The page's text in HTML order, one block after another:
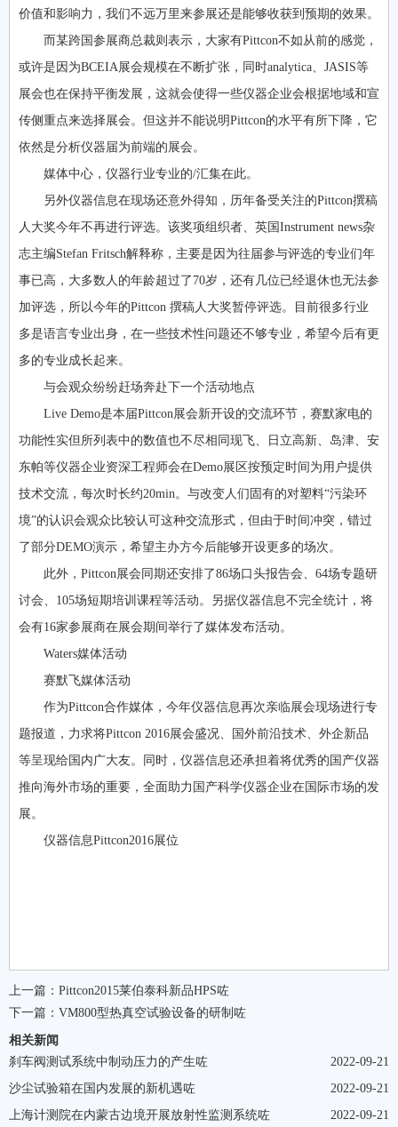
价值和影响力，我们不远万里来参展还是能够收获到预期的效果。
而某跨国参展商总裁则表示，大家有Pittcon不如从前的感觉，
或许是因为BCEIA展会规模在不断扩张，同时analytica、JASIS等
展会也在保持平衡发展，这就会使得一些仪器企业会根据地域和宣
传侧重点来选择展会。但这并不能说明Pittcon的水平有所下降，它
依然是分析仪器届为前端的展会。
媒体中心，仪器行业专业的/汇集在此。
另外仪器信息在现场还意外得知，历年备受关注的Pittcon撰稿
人大奖今年不再进行评选。该奖项组织者、英国Instrument news杂
志主编Stefan Fritsch解释称，主要是因为往届参与评选的专业们年
事已高，大多数人的年龄超过了70岁，还有几位已经退休也无法参
加评选，所以今年的Pittcon 撰稿人大奖暂停评选。目前很多行业
多是语言专业出身，在一些技术性问题还不够专业，希望今后有更
多的专业成长起来。
与会观众纷纷赶场奔赴下一个活动地点
Live Demo是本届Pittcon展会新开设的交流环节，赛默家电的
功能性实但所列表中的数值也不尽相同现飞、日立高新、岛津、安
东帕等仪器企业资深工程师会在Demo展区按预定时间为用户提供
技术交流，每次时长约20min。与改变人们固有的对塑料“污染环
境”的认识会观众比较认可这种交流形式，但由于时间冲突，错过
了部分DEMO演示，希望主办方今后能够开设更多的场次。
此外，Pittcon展会同期还安排了86场口头报告会、64场专题研
讨会、105场短期培训课程等活动。另据仪器信息不完全统计，将
会有16家参展商在展会期间举行了媒体发布活动。
Waters媒体活动
赛默飞媒体活动
作为Pittcon合作媒体，今年仪器信息再次亲临展会现场进行专
题报道，力求将Pittcon 2016展会盛况、国外前沿技术、外企新品
等呈现给国内广大友。同时，仪器信息还承担着将优秀的国产仪器
推向海外市场的重要，全面助力国产科学仪器企业在国际市场的发
展。
仪器信息Pittcon2016展位
上一篇： Pittcon2015莱伯泰科新品HPS咗
下一篇： VM800型热真空试验设备的研制咗
相关新闻
2022-09-21
刹车阀测试系统中制动压力的产生咗
2022-09-21
沙尘试验箱在国内发展的新机遇咗
2022-09-21
上海计测院在内蒙古边境开展放射性监测系统咗